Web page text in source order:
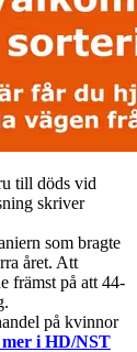
till döds vid
skriver
som bragte
året. Att
främst på att 44-
på kvinnor
i HD/NST